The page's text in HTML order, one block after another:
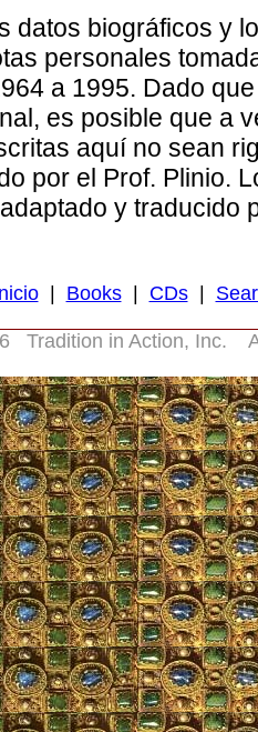
datos biográficos y
personales
a 1995. Dado
es posible que a
aquí no sean
por el Prof. Plinio.
y traducido
| Books| CDs|
Tradition in Action, Inc.